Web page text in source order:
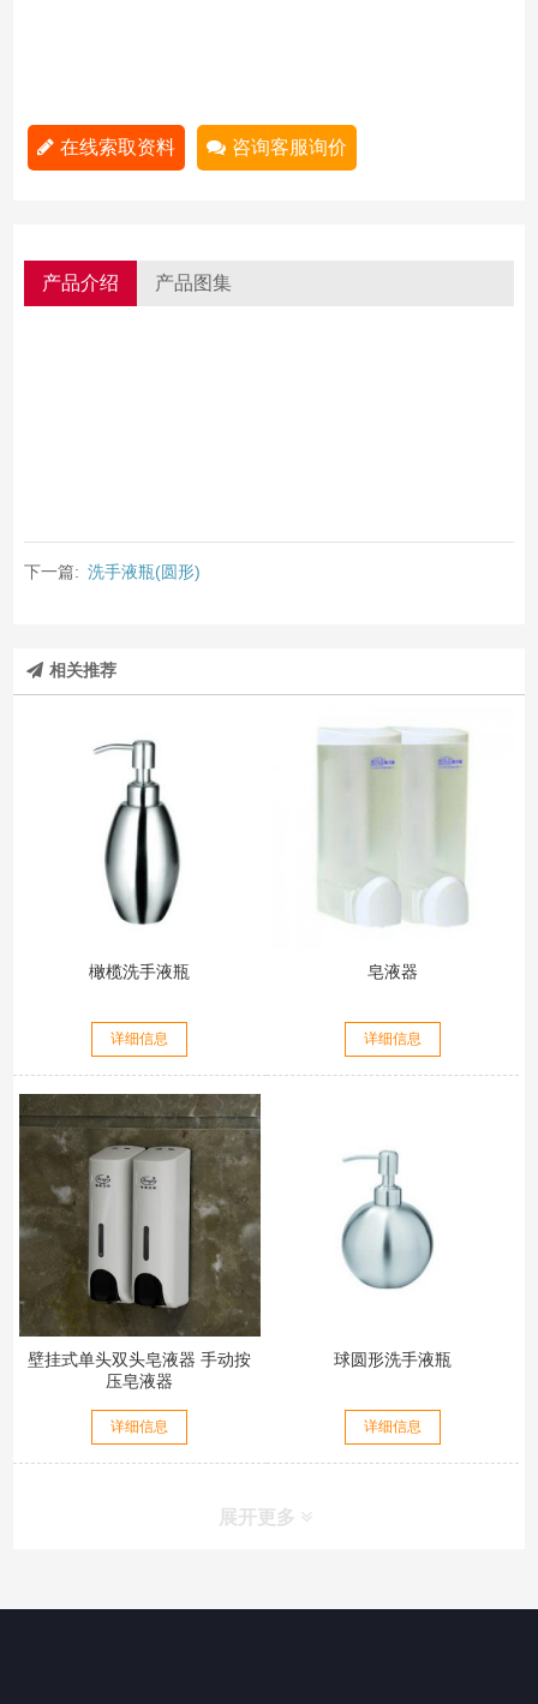
在线索取资料 咨询客服询价
产品介绍 产品图集
下一篇: 洗手液瓶(圆形)
相关推荐
橄榄洗手液瓶
详细信息
皂液器
详细信息
壁挂式单头双头皂液器 手动按
压皂液器
详细信息
球圆形洗手液瓶
详细信息
展开更多